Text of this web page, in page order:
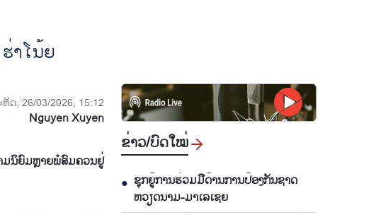
າ​ໂນ້ຍ
ດ, 26/03/2026, 15:12
Nguyen Xuyen
ມນິຍົມຫຼາຍພໍສົມຄວນຢູ່
ຂ່າວ/ບົດ​ໃໝ່
● ຊຸກ​ຍູ້​ການ​ຮ່ວມ​ມື​ດ້ານ​ການ​ປ້ອງ​ກັນ​ຊາດ
ຫວຽດ​ນາມ-ມາ​ເລ​ເຊຍ